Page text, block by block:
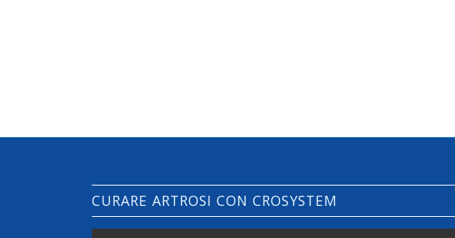
CURARE ARTROSI CON CROSYSTEM